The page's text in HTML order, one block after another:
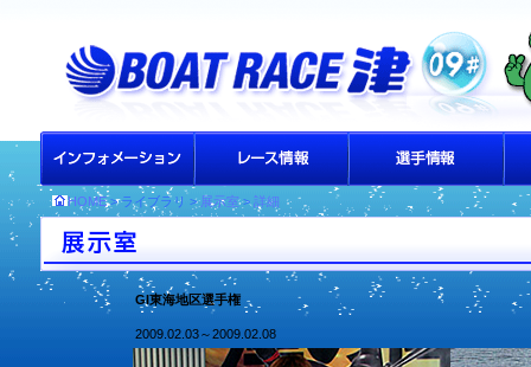
HOME> ライブラリ > 展示室>詳細
GI東海地区選手権
2009.02.03～2009.02.08